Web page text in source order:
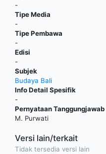
-
Tipe Media
-
Tipe Pembawa
-
Edisi
-
Subjek
Budaya Bali
Info Detail Spesifik
-
Pernyataan Tanggungjawab
M. Purwati
Versi lain/terkait
Tidak tersedia versi lain